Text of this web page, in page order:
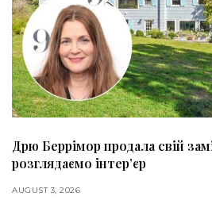
Дрю Беррімор продала свій
розглядаємо інтер’єр
AUGUST 3, 2026